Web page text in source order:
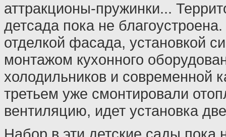
аттракционы-пружинки...
детсада пока не
отделкой фасада, установкой
монтажом кухонного
холодильников и современной
третьем уже смонтировали
вентиляцию, идет установка